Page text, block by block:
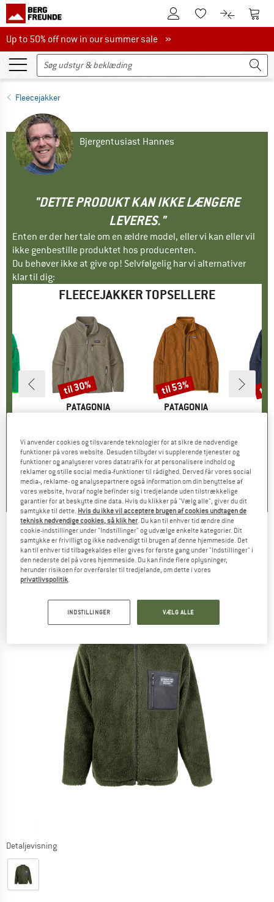
Til kundekontoenTil huskesedlen.
Til Til
Up to 50% off now in our summer sale
Up to 50% off now in our summer sale »
Fleecejakker
Bjergentusiast Hannes
"DETTE PRODUKT KAN IKKE LÆNGERE
LEVERES."
Enten er der her tale om en ældre model, eller vi kan eller vil
ikke genbestille produktet hos producenten.
Du behøver ikke at give op! Selvfølgelig har vi alternativer
klar til dig:
FLEECEJAKKER TOPSELLERE
pris
€
2
)
MÆRKE
PATAGONIA
Pris
149,95 € Nedsat pris
fra 104,97 €
4,3(37)
Rabat
til 30%
MÆRKE
PATAGONIA
Pris
149,95 € Nedsat pris
fra70,48 €
+11
4,6(107)
Rabat
til 53% til
NIKIN -Treejacket Fleece - Fleecejakke
(0)
Detaljevisning
Vi anvender cookies og tilsvarende teknologier for at sikre de nødvendige
funktioner på vores website. Desuden tilbyder vi supplerende tjenester og
funktioner og analyserer vores datatrafik for at personalisere indhold og
reklamer og stille social media-funktioner til rådighed. Derved får vores social
media-, reklame- og analysepartnere også information om din benyttelse af
vores website, hvoraf nogle befinder sig i tredjelande uden tilstrækkelige
garantier for at beskytte dine data. Hvis du klikker på "Vælg alle", giver du dit
samtykke til dette. Hvis du ikke vil acceptere brugen af cookies undtagen de
teknisk nødvendige cookies, så klik her . Du kan til enhver tid ændre dine
cookie-indstillinger under "Indstillinger" og udvælge enkelte kategorier. Dit
samtykke er frivilligt og ikke nødvendigt til brugen af denne hjemmeside. Det
kan til enhver tid tilbagekaldes eller gives for første gang under "Indstillinger" i
den nederste del på vores hjemmeside. Du kan finde flere oplysninger,
herunder risikoen for overførsler til tredjelande, om dette i vores
privatlivspolitik
INDSTILLINGER VÆLG ALLE